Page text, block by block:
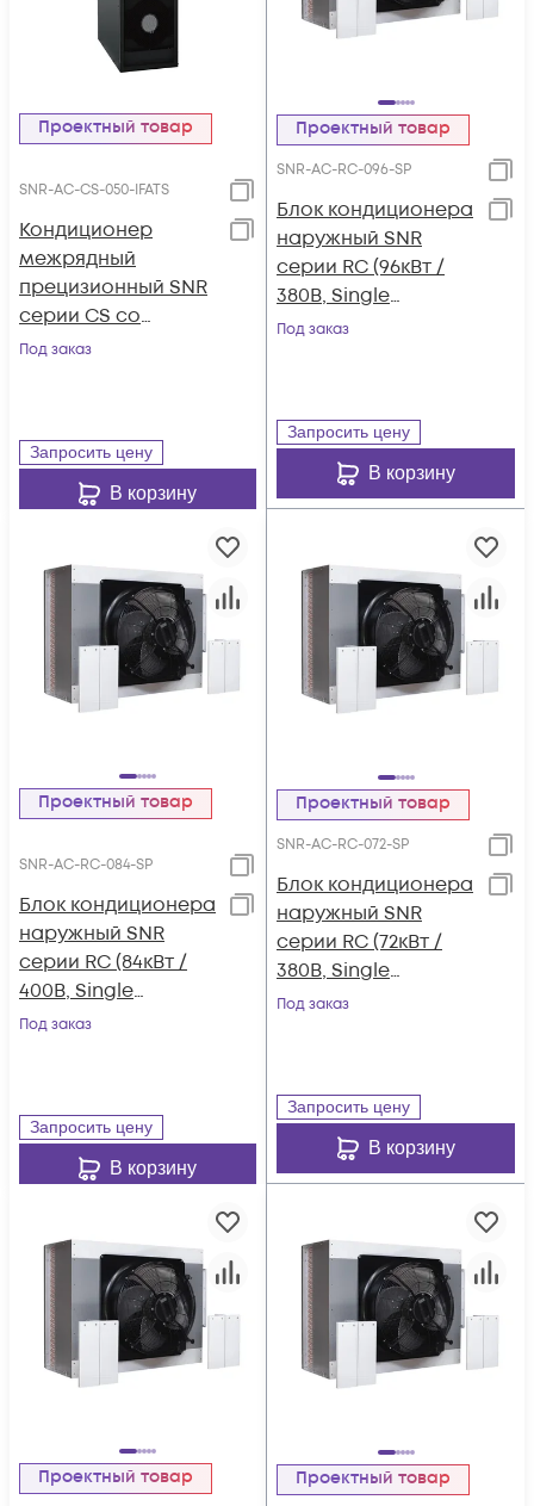
Проектный товар
SNR-AC-CS-050-IFATS
Кондиционер
межрядный
прецизионный SNR
серии CS со
встроенным АВР
ATS)
Под заказ
Запросить цену
В корзину
Проектный товар
SNR-AC-RC-096-SP
Блок кондиционера
наружный SNR
серии RC (96кВт /
380В, Single
Refrigeration
Под заказ
Запросить цену
В корзину
Проектный товар
SNR-AC-RC-084-SP
Блок кондиционера
наружный SNR
серии RC (84кВт /
400В, Single
Refrigeration
Под заказ
Запросить цену
В корзину
Проектный товар
SNR-AC-RC-072-SP
Блок кондиционера
наружный SNR
серии RC (72кВт /
380В, Single
Refrigeration
Под заказ
Запросить цену
В корзину
Проектный товар Проектный товар